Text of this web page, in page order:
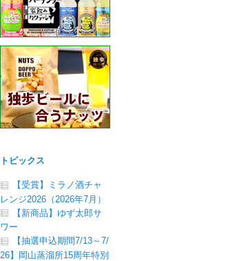
トピックス
【受賞】ミラノ酒チャ
レンジ2026（2026年7月）
【新商品】ゆず太郎サ
ワー
【抽選申込期間7/13～7/
26】岡山蒸溜所15周年特別